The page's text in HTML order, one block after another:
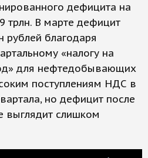
дефицита на
трлн. В марте дефицит
рублей благодаря
«налогу на
для нефтедобывающих
поступлениям НДС в
но дефицит после
выглядит слишком